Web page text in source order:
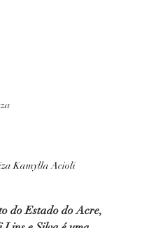
Kamylla Acioli
do Estado do Acre,